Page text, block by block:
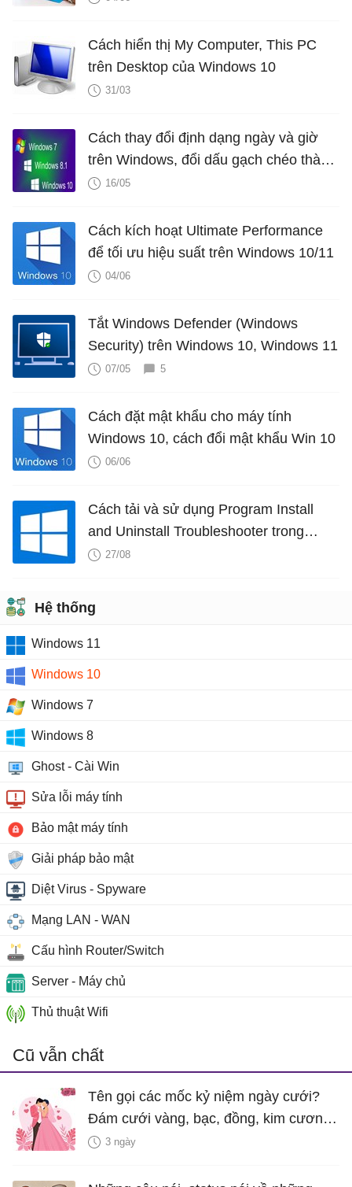
Cách hiển thị My Computer, This PC
trên Desktop của Windows 10
31/03
Cách thay đổi định dạng ngày và giờ
trên Windows, đổi dấu gạch chéo thành
dấu chấm
16/05
Cách kích hoạt Ultimate Performance
để tối ưu hiệu suất trên Windows 10/11
04/06
Tắt Windows Defender (Windows
Security) trên Windows 10, Windows 11
07/05 5
Cách đặt mật khẩu cho máy tính
Windows 10, cách đổi mật khẩu Win 10
06/06
Cách tải và sử dụng Program Install
and Uninstall Troubleshooter trong
Windows
27/08
Hệ thống
Windows 11
Windows 10
Windows 7
Windows 8
Ghost - Cài Win
Sửa lỗi máy tính
Bảo mật máy tính
Giải pháp bảo mật
Diệt Virus - Spyware
Mạng LAN - WAN
Cấu hình Router/Switch
Server - Máy chủ
Thủ thuật Wifi
Cũ vẫn chất
Tên gọi các mốc kỷ niệm ngày cưới?
Đám cưới vàng, bạc, đồng, kim cương
là bao nhiêu năm?
3 ngày